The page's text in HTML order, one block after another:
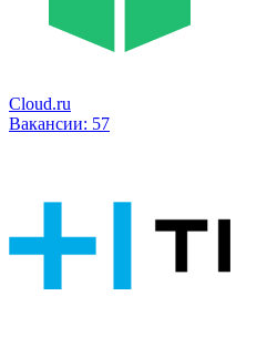
Cloud.ru
Вакансии: 57